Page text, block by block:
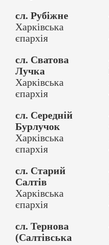
сл. Рубіжне
Харківська
єпархія
сл. Сватова
Лучка
Харківська
єпархія
сл. Середній
Бурлучок
Харківська
єпархія
сл. Старий
Салтів
Харківська
єпархія
сл. Тернова
(Салтівська